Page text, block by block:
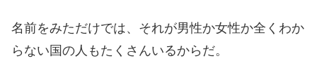
名前をみただけでは、それが男性か女性か全くわか
らない国の人もたくさんいるからだ。